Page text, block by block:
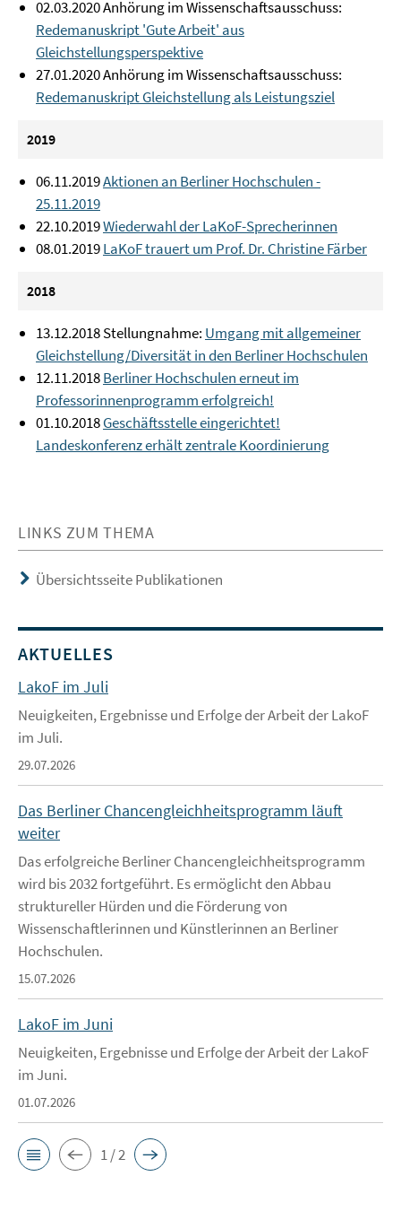
02.03.2020 Anhörung im Wissenschaftsausschuss:
Redemanuskript 'Gute Arbeit' aus
Gleichstellungsperspektive
27.01.2020 Anhörung im Wissenschaftsausschuss:
Redemanuskript Gleichstellung als Leistungsziel
2019
06.11.2019Aktionen an Berliner Hochschulen -
25.11.2019
22.10.2019Wiederwahl der LaKoF-Sprecherinnen
08.01.2019LaKoF trauert um Prof. Dr. Christine Färber
2018
13.12.2018 Stellungnahme: Umgang mit allgemeiner
Gleichstellung/Diversität in den Berliner Hochschulen
12.11.2018Berliner Hochschulen erneut im
Professorinnenprogramm erfolgreich!
01.10.2018Geschäftsstelle eingerichtet!
Landeskonferenz erhält zentrale Koordinierung
LINKS ZUM THEMA
Übersichtsseite Publikationen
AKTUELLES
LakoF im Juli
Neuigkeiten, Ergebnisse und Erfolge der Arbeit der LakoF
im Juli.
29.07.2026
Das Berliner Chancengleichheitsprogramm läuft
weiter
Das erfolgreiche Berliner Chancengleichheitsprogramm
wird bis 2032 fortgeführt. Es ermöglicht den Abbau
struktureller Hürden und die Förderung von
Wissenschaftlerinnen und Künstlerinnen an Berliner
Hochschulen.
15.07.2026
LakoF im Juni
Neuigkeiten, Ergebnisse und Erfolge der Arbeit der LakoF
im Juni.
01.07.2026
1 / 2